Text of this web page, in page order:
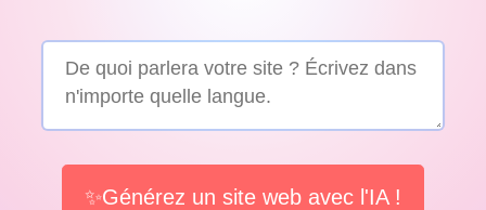
✨Générez un site web avec l'IA !